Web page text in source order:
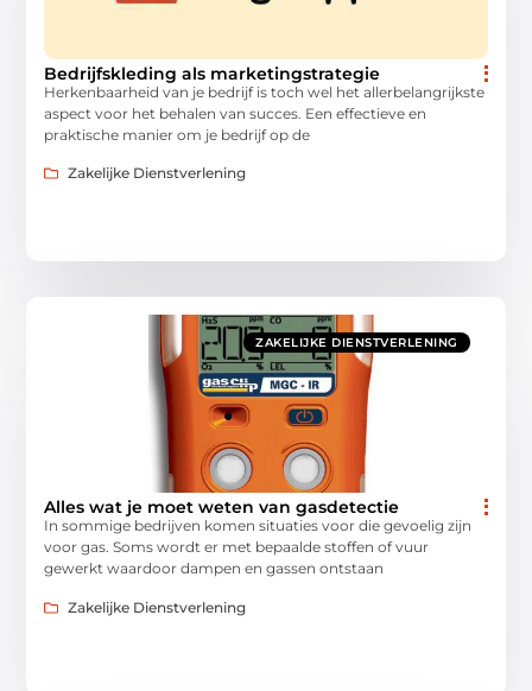
Bedrijfskleding als marketingstrategie
Herkenbaarheid van je bedrijf is toch wel het allerbelangrijkste
aspect voor het behalen van succes. Een effectieve en
praktische manier om je bedrijf op de
Zakelijke Dienstverlening
ZAKELIJKE DIENSTVERLENING
Alles wat je moet weten van gasdetectie
In sommige bedrijven komen situaties voor die gevoelig zijn
voor gas. Soms wordt er met bepaalde stoffen of vuur
gewerkt waardoor dampen en gassen ontstaan
Zakelijke Dienstverlening